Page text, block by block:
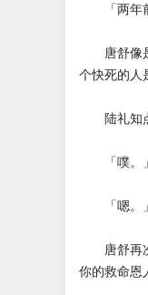
「两年前
唐舒像是
个快死的人
陆礼知点
「噗。」
「嗯。」
唐舒再次
你的救命恩